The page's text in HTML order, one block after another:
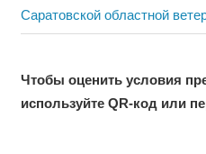
записям
Саратовской областной
Чтобы оценить условия
используйте QR-код или